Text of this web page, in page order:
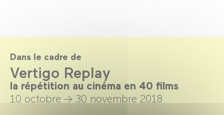
Dans le cadre de
Vertigo Replay
la répétition au cinéma en 40 films
10 octobre → 30 novembre 2018